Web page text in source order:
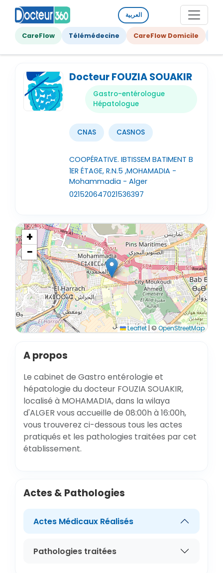
العربية
CareFlow Télémédecine CareFlow Domicile
Docteur FOUZIA SOUAKIR
Gastro-entérologue
Hépatologue
CNAS CASNOS
COOPÉRATIVE. IBTISSEM BATIMENT B
1ER ÉTAGE, R.N.5 ,MOHAMADIA -
Mohammadia - Alger
021520647021536397
+
−
Leaflet | © OpenStreetMap
A propos
Le cabinet de Gastro entérologie et
hépatologie du docteur FOUZIA SOUAKIR,
localisé à MOHAMADIA, dans la wilaya
d'ALGER vous accueille de 08:00h à 16:00h,
vous trouverez ci-dessous tous les actes
pratiqués et les pathologies traitées par cet
établissement.
Actes & Pathologies
Actes Médicaux Réalisés
Pathologies traitées